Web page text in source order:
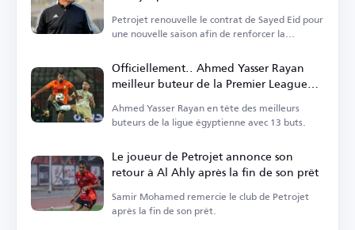
Petrojet renouvelle le contrat de Sayed Eid pour
une nouvelle saison afin de renforcer la
Officiellement.. Ahmed Yasser Rayan
meilleur buteur de la Premier League
égyptienne saison 2025-2026
Ahmed Yasser Rayan en tête des meilleurs
buteurs de la ligue égyptienne avec 13 buts.
Le joueur de Petrojet annonce son
retour à Al Ahly après la fin de son prêt
Samir Mohamed remercie le club de Petrojet
après la fin de son prêt.